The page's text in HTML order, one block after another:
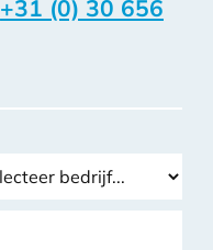
+31 (0) 30 656